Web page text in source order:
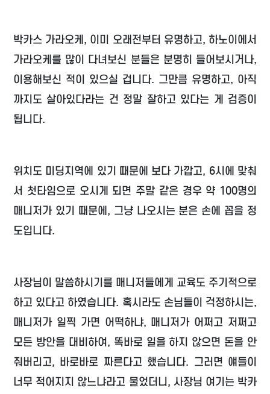
박카스 가라오케, 이미 오래전부터 유명하고, 하노이에서
가라오케를 많이 다녀보신 분들은 분명히 들어보시거나,
이용해보신 적이 있으실 겁니다. 그만큼 유명하고, 아직
까지도 살아있다라는 건 정말 잘하고 있다는 게 검증이
됩니다.
위치도 미딩지역에 있기 때문에 보다 가깝고, 6시에 맞춰
서 첫타임으로 오시게 되면 주말 같은 경우 약 100명의
매니저가 있기 때문에, 그냥 나오시는 분은 손에 꼽을 정
도입니다.
사장님이 말씀하시기를 매니저들에게 교육도 주기적으로
하고 있다고 하였습니다. 혹시라도 손님들이 걱정하시는,
매니저가 일찍 가면 어떡하냐, 매니저가 어쩌고 저쩌고
모든 방안을 대비하여, 똑바로 일을 하지 않으면 돈을 안
줘버리고, 바로바로 짜른다고 했습니다. 그러면 얘들이
너무 적어지지 않느냐라고 물었더니, 사장님 여기는 박카